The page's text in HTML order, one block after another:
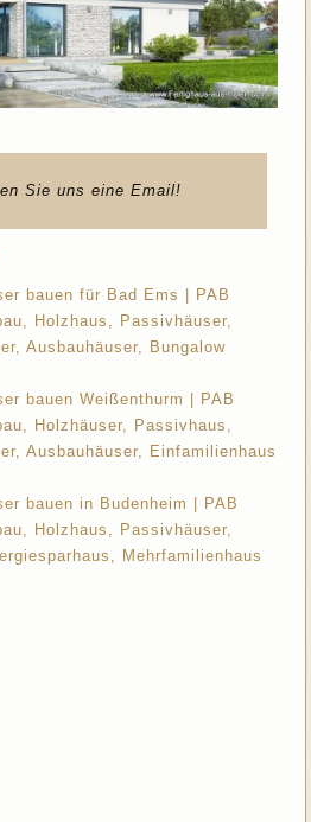
Sie uns eine Email!
bauen für Bad Ems | PAB
Holzhaus, Passivhäuser,
Ausbauhäuser, Bungalow
bauen Weißenthurm | PAB
Holzhäuser, Passivhaus,
Ausbauhäuser, Einfamilienhaus
bauen in Budenheim | PAB
Holzhaus, Passivhäuser,
Mehrfamilienhaus